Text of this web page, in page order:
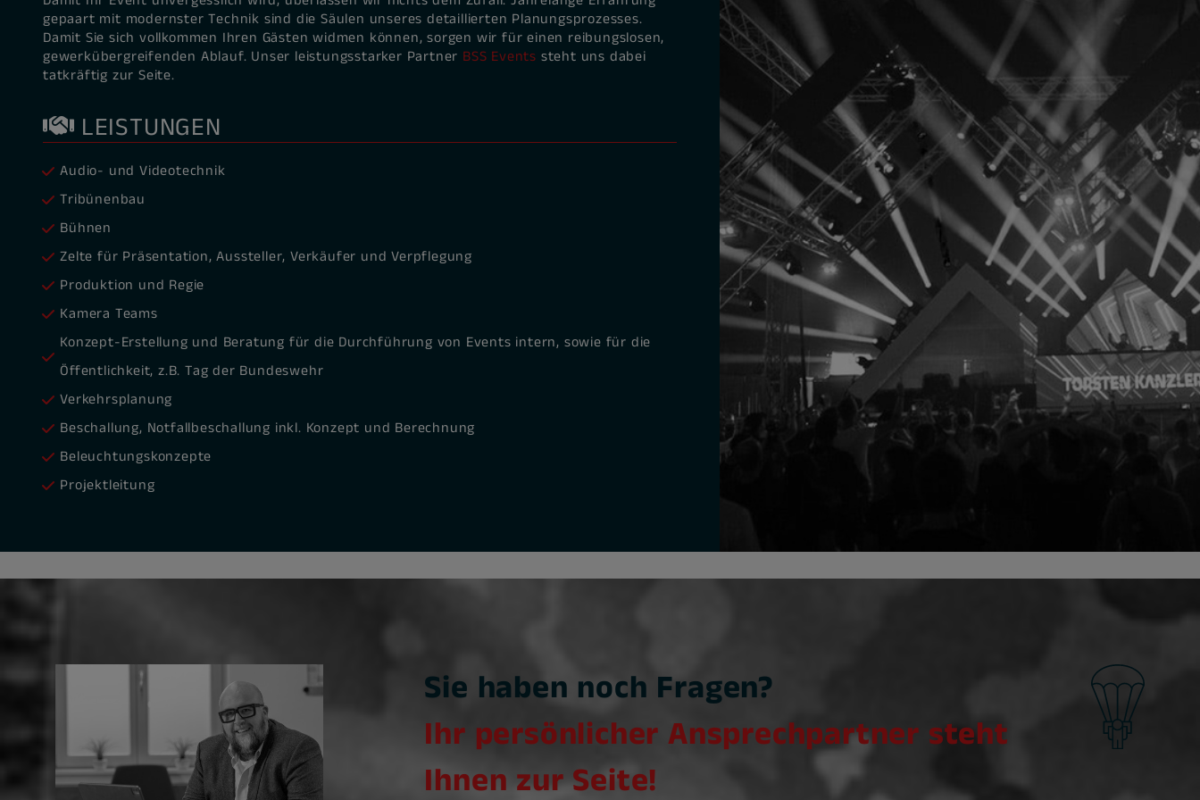
gepaart mit modernster Technik sind die Säulen unseres detaillierten Planungsprozesses.
Damit Sie sich vollkommen Ihren Gästen widmen können, sorgen wir für einen reibungslosen,
gewerkübergreifenden Ablauf. Unser leistungsstarker Partner BSS Events steht uns dabei
tatkräftig zur Seite.
LEISTUNGEN
Audio- und Videotechnik
Tribünenbau
Bühnen
Zelte für Präsentation, Aussteller, Verkäufer und Verpflegung
Produktion und Regie
Kamera Teams
Konzept-Erstellung und Beratung für die Durchführung von Events intern, sowie für die
Öffentlichkeit, z.B. Tag der Bundeswehr
Verkehrsplanung
Beschallung, Notfallbeschallung inkl. Konzept und Berechnung
Beleuchtungskonzepte
Projektleitung
Sie haben noch Fragen?
Ihr persönlicher Ansprechpartner steht
Ihnen zur Seite!